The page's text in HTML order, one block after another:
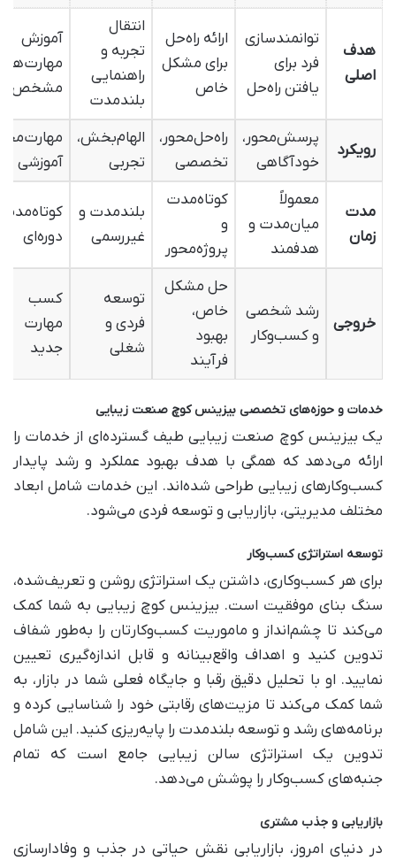
هدف
اصلی
توانمندسازی
فرد برای
یافتن راه‌حل
ارائه راه‌حل
برای مشکل
خاص
انتقال
تجربه و
راهنمایی
بلندمدت
آموزش
مشخص
رویکرد
پرسش‌محور،
خودآگاهی
راه‌حل‌محور،
تخصصی
الهام‌بخش،
تجربی
آموزشی
مدت
زمان
معمولاً
میان‌مدت و
هدفمند
کوتاه‌مدت
و
پروژه‌محور
بلندمدت و
غیررسمی
دوره‌ای
خروجی
رشد شخصی
و کسب‌وکار
حل مشکل
خاص،
بهبود
فرآیند
توسعه
فردی و
شغلی
کسب
مهارت
جدید
خدمات و حوزه‌های تخصصی بیزینس کوچ صنعت زیبایی
یک بیزینس کوچ صنعت زیبایی طیف گسترده‌ای از خدمات را
ارائه می‌دهد که همگی با هدف بهبود عملکرد و رشد پایدار
کسب‌وکارهای زیبایی طراحی شده‌اند. این خدمات شامل ابعاد
مختلف مدیریتی، بازاریابی و توسعه فردی می‌شود.
توسعه استراتژی کسب‌وکار
برای هر کسب‌وکاری، داشتن یک استراتژی روشن و تعریف‌شده،
سنگ بنای موفقیت است. بیزینس کوچ زیبایی به شما کمک
می‌کند تا چشم‌انداز و ماموریت کسب‌وکارتان را به‌طور شفاف
تدوین کنید و اهداف واقع‌بینانه و قابل اندازه‌گیری تعیین
نمایید. او با تحلیل دقیق رقبا و جایگاه فعلی شما در بازار، به
شما کمک می‌کند تا مزیت‌های رقابتی خود را شناسایی کرده و
برنامه‌های رشد و توسعه بلندمدت را پایه‌ریزی کنید. این شامل
تدوین یک استراتژی سالن زیبایی جامع است که تمام
جنبه‌های کسب‌وکار را پوشش می‌دهد.
بازاریابی و جذب مشتری
در دنیای امروز، بازاریابی نقش حیاتی در جذب و وفادارسازی